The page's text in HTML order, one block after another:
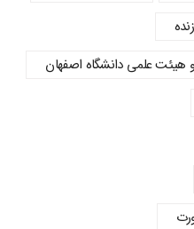
هیئت علمی دانشگاه اصفهان